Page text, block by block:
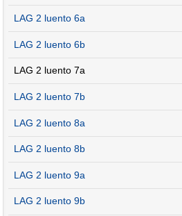
LAG 2 luento 6a
LAG 2 luento 6b
LAG 2 luento 7a
LAG 2 luento 7b
LAG 2 luento 8a
LAG 2 luento 8b
LAG 2 luento 9a
LAG 2 luento 9b